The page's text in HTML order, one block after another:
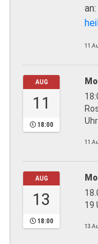
an:
AUG
11
18:00
AUG
13
18:00
19